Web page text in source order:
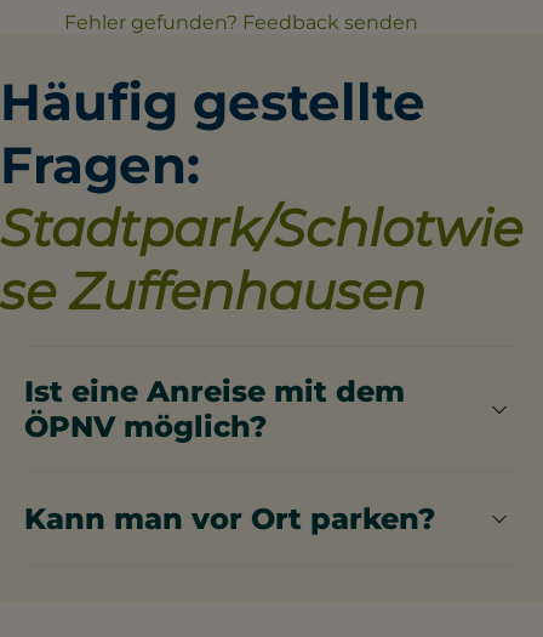
Fehler gefunden? Feedback senden
Häufig gestellte
Fragen:
Stadtpark/Schlotwie
se Zuffenhausen
Ist eine Anreise mit dem
ÖPNV möglich?
Kann man vor Ort parken?